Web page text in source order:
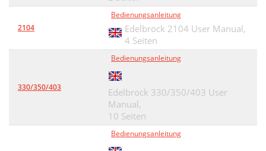
2104
Bedienungsanleitung
Edelbrock 2104 User Manual,
4 Seiten
330/350/403
Bedienungsanleitung
Edelbrock 330/350/403 User
Manual,
10 Seiten
Bedienungsanleitung